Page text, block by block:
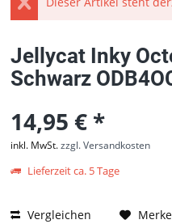
Jellycat Inky
Schwarz
14,95 € *
inkl. MwSt.zzgl. Versandkosten
Lieferzeit ca. 5 Tage
Vergleichen